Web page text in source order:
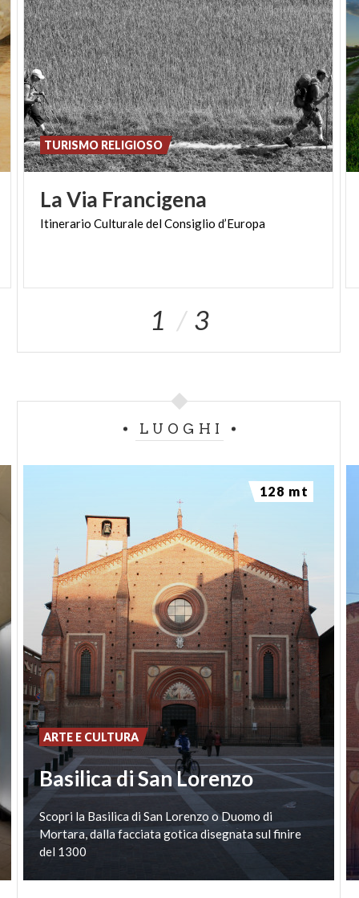
LaVia Francigena
Itinerario CulturaledelConsiglio d’Europa
TURISMO RELIGIOSO
1 3
LUOGHI
Basilica di San Lorenzo
Scopri la Basilica di San Lorenzo o Duomo di
Mortara, dalla facciata gotica disegnata sul finire
del 1300
ARTE E CULTURA
128 mt